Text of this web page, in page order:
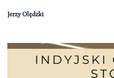
Jerzy Olędzki